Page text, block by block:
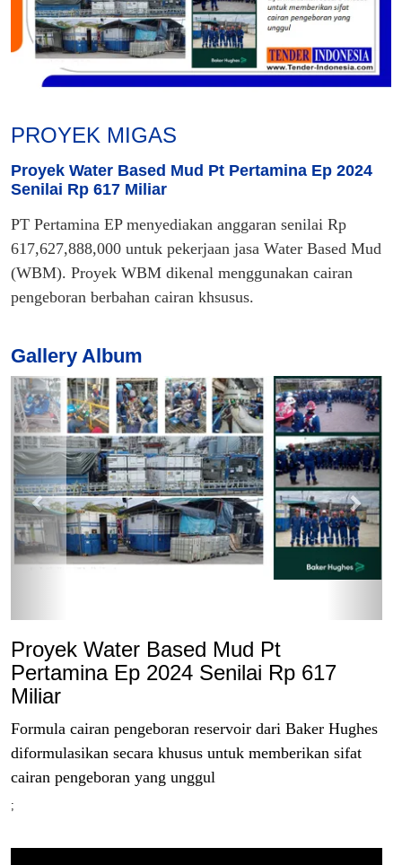
PROYEK MIGAS
Proyek Water Based Mud Pt Pertamina Ep 2024
Senilai Rp 617 Miliar
PT Pertamina EP menyediakan anggaran senilai Rp
617,627,888,000 untuk pekerjaan jasa Water Based Mud
(WBM). Proyek WBM dikenal menggunakan cairan
pengeboran berbahan cairan khsusus.
Gallery Album
P
r
e
v
i
o
u
N
x
t
Proyek Water Based Mud Pt
Pertamina Ep 2024 Senilai Rp 617
Miliar
Formula cairan pengeboran reservoir dari Baker Hughes
diformulasikan secara khusus untuk memberikan sifat
cairan pengeboran yang unggul
;